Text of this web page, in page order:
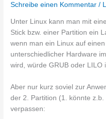
Schreibe einen Kommentar /
Unter Linux kann man mit
Stick bzw. einer Partition ein
wenn man ein Linux auf
unterschiedlicher Hardware
wird, würde GRUB oder LILO
Aber nur kurz soviel zur
der 2. Partition (1. könnte
verpassen: